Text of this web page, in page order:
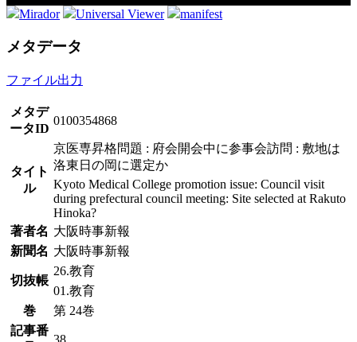
Mirador Universal Viewer manifest
メタデータ
ファイル出力
メタデ
ータID
0100354868
タイト
ル
京医専昇格問題 : 府会開会中に参事会訪問 : 敷地は
洛東日の岡に選定か
Kyoto Medical College promotion issue: Council visit
during prefectural council meeting: Site selected at Rakuto
Hinoka?
著者名 大阪時事新報
新聞名 大阪時事新報
切抜帳
26.教育
01.教育
巻
第 24巻
記事番
38